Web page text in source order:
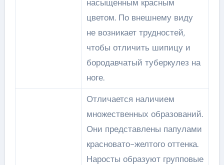
насыщенным красным
цветом. По внешнему виду
не возникает трудностей,
чтобы отличить шипицу и
бородавчатый туберкулез на
ноге.
Отличается наличием
множественных образований.
Они представлены папулами
красновато-желтого оттенка.
Наросты образуют групповые